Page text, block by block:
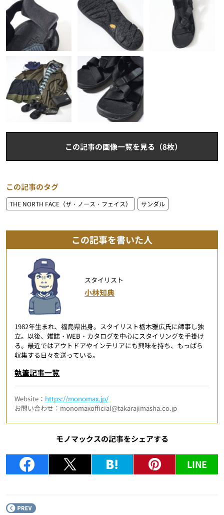
この記事の画像一覧を見る（8枚）
この記事のタグ
THE NORTH FACE（ザ・ノース・フェイス） サンダル
この記事を書いた人
スタイリスト
小林知典
1982年生まれ、福島県出身。スタイリスト栃木雅広氏に師事し独
立。以後、雑誌・WEB・カタログを中心にスタイリングを手掛け
る。最近ではアウトドアやインテリアにも興味を持ち、もっぱら
収集する日々を送っている。
執筆記事一覧
Website： https://monomax.jp/
お問い合わせ：monomaxofficial@takarajimasha.co.jp
モノマックスの記事をシェアする
LINE